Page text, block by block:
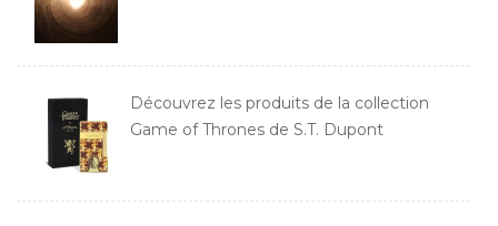
Découvrez les produits de la collection
Game of Thrones de S.T. Dupont